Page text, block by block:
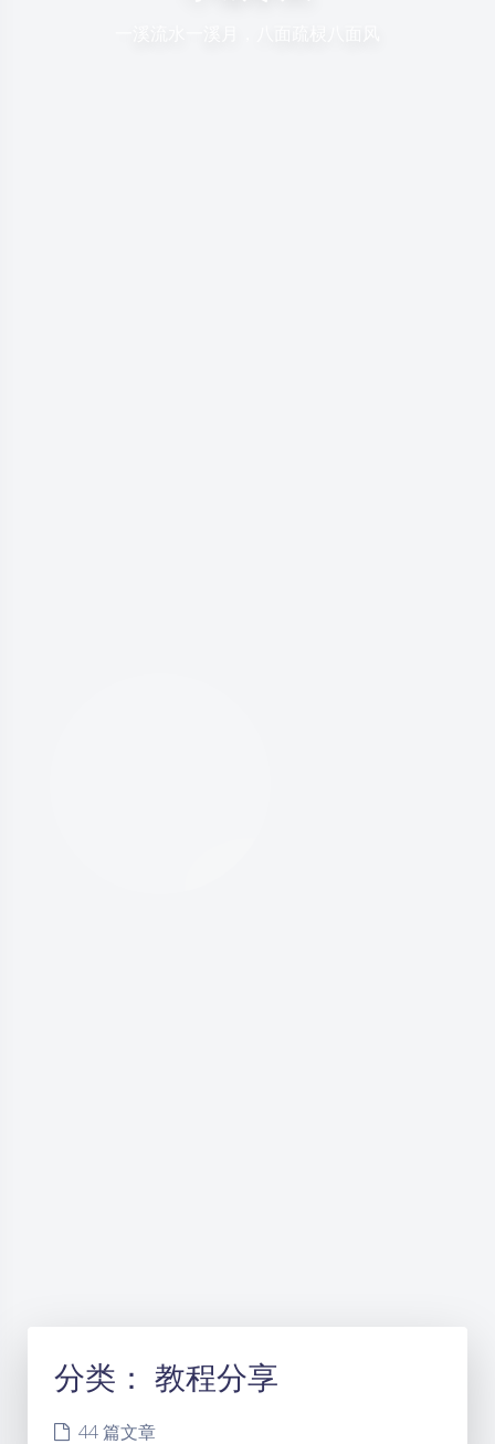
分类： 教程分享
44 篇文章